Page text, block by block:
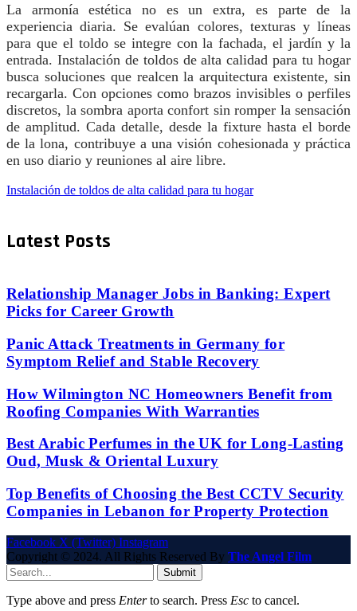
La armonía estética no es un extra, es parte de la
experiencia diaria. Se evalúan colores, texturas y líneas
para que el toldo se integre con la fachada, el jardín y la
entrada. Instalación de toldos de alta calidad para tu hogar
busca soluciones que realcen la arquitectura existente, sin
recargarla. Con opciones como brazos invisibles o perfiles
discretos, la sombra aporta confort sin romper la sensación
de amplitud. Cada detalle, desde la fixture hasta el borde
de la lona, contribuye a una visión cohesionada y práctica
en uso diario y reuniones al aire libre.
Instalación de toldos de alta calidad para tu hogar
Latest Posts
Relationship Manager Jobs in Banking: Expert
Picks for Career Growth
Panic Attack Treatments in Germany for
Symptom Relief and Stable Recovery
How Wilmington NC Homeowners Benefit from
Roofing Companies With Warranties
Best Arabic Perfumes in the UK for Long-Lasting
Oud, Musk & Oriental Luxury
Top Benefits of Choosing the Best CCTV Security
Companies in Lebanon for Property Protection
Facebook X (Twitter) Instagram
Copyright © 2024. All Rights Reserved By The Angel Film
Submit
Type above and press Enterto search. Press Esc to cancel.